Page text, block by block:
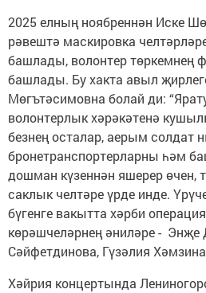
2025 елның ноябреннән Иске
рәвештә маскировка
башлады, волонтер төркемнең
башлады. Бу хакта авыл
Мөгътәсимовна болай ди:
волонтерлык хәрәкәтенә
безнең осталар, аерым солдат
бронетранспортерларны һәм
дошман күзеннән яшерер өчен,
саклык челтәре үрде инде.
бүгенге вакытта хәрби
көрәшчеләрнең әниләре -
Сәйфетдинова, Гүзәлия
Хәйрия концертында